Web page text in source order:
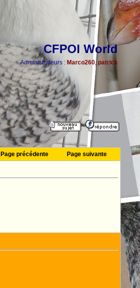
CFPOI World
Administrateurs : Marco260, patrick
Page précédente Page suivante